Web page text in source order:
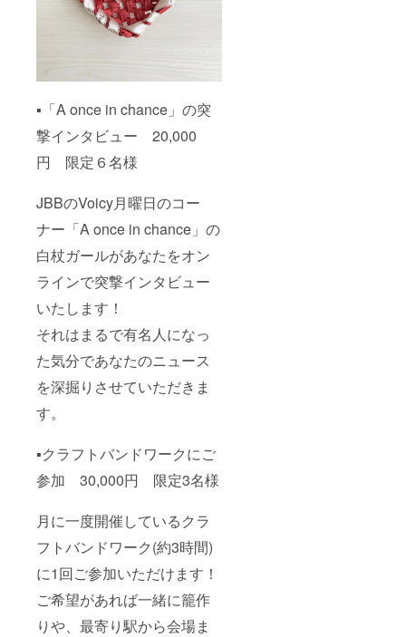
▪️「A once in chance」の突
撃インタビュー 20,000
円 限定６名様
JBBのVoicy月曜日のコー
ナー「A once in chance」の
白杖ガールがあなたをオン
ラインで突撃インタビュー
いたします！
それはまるで有名人になっ
た気分であなたのニュース
を深掘りさせていただきま
す。
▪️クラフトバンドワークにご
参加 30,000円 限定3名様
月に一度開催しているクラ
フトバンドワーク(約3時間)
に1回ご参加いただけます！
ご希望があれば一緒に籠作
りや、最寄り駅から会場ま